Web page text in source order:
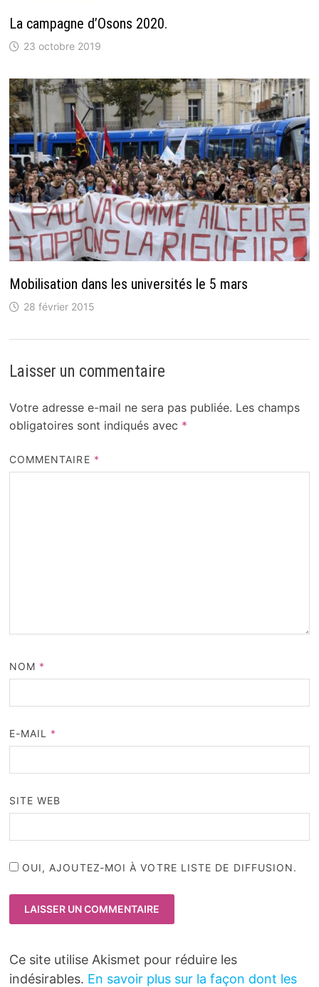
La campagne d’Osons 2020.
23 octobre 2019
Mobilisation dans les universités le 5 mars
28 février 2015
Laisser un commentaire
Votre adresse e-mail ne sera pas publiée. Les champs
obligatoires sont indiqués avec *
COMMENTAIRE *
NOM *
E-MAIL *
SITE WEB
OUI, AJOUTEZ-MOI À VOTRE LISTE DE DIFFUSION.
Ce site utilise Akismet pour réduire les
indésirables. En savoir plus sur la façon dont les